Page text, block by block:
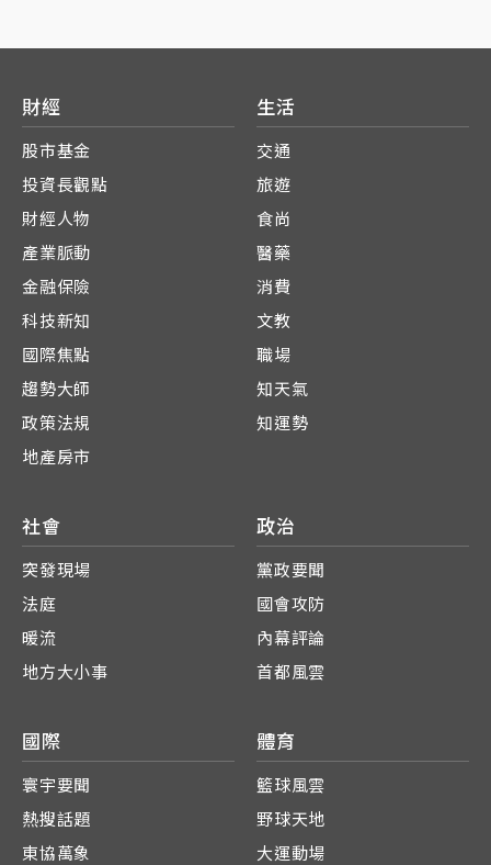
財經
股市基金
投資長觀點
財經人物
產業脈動
金融保險
科技新知
國際焦點
趨勢大師
政策法規
地產房市
生活
交通
旅遊
食尚
醫藥
消費
文教
職場
知天氣
知運勢
社會
突發現場
法庭
暖流
地方大小事
政治
黨政要聞
國會攻防
內幕評論
首都風雲
國際
寰宇要聞
熱搜話題
東協萬象
體育
籃球風雲
野球天地
大運動場